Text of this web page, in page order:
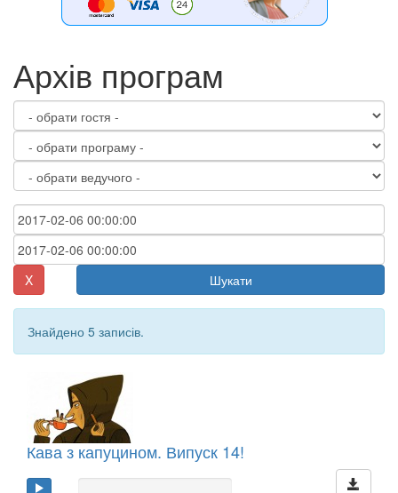
Архів програм
X Шукати
Знайдено 5 записів.
Кава з капуцином. Випуск 14!